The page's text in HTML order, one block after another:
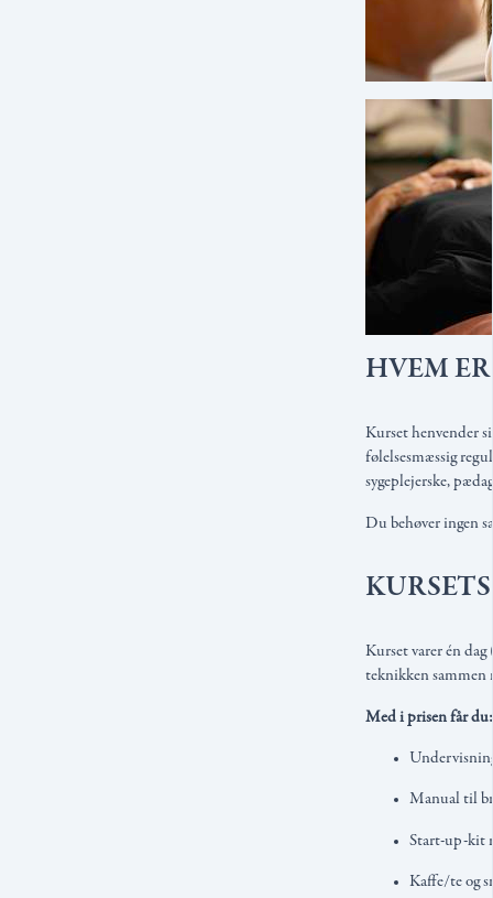
HVEM
Kurset henvender
følelsesmæssig
sygeplejerske,
Du behøver ingen
Kurset varer én
teknikken sammen
Med i prisen får du:
Manual til
Start-up-kit
Kaffe/te og